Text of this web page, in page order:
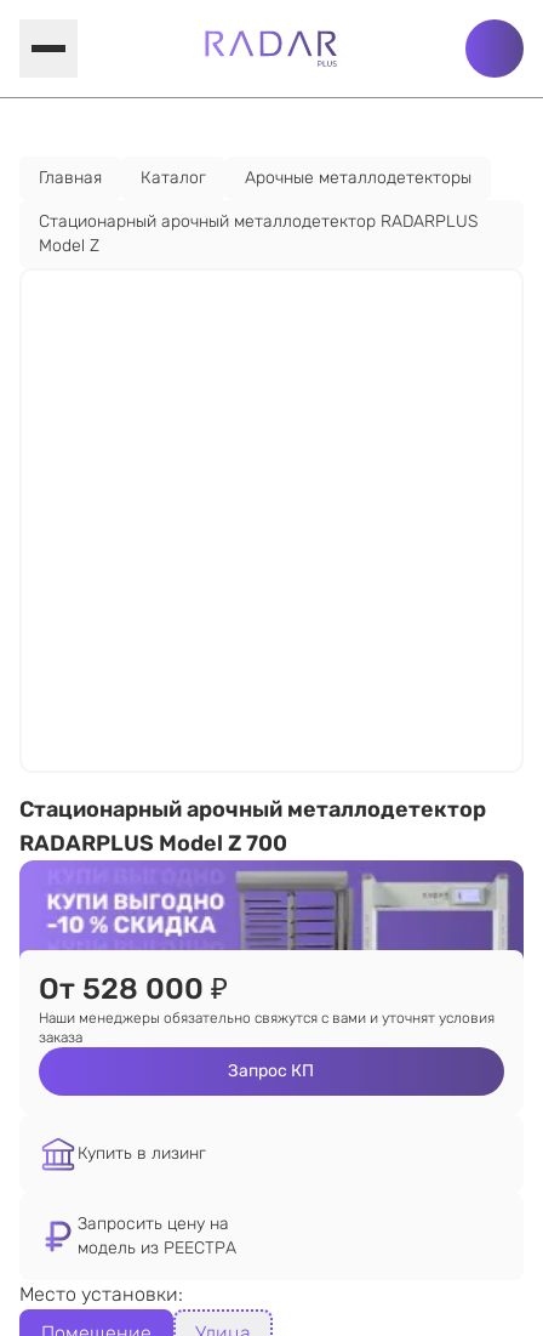
Главная Каталог Арочные металлодетекторы
Стационарный арочный металлодетектор RADARPLUS
Model Z
Стационарный арочный металлодетектор
RADARPLUS Model Z 700
От 528 000 ₽
Наши менеджеры обязательно свяжутся с вами и уточнят условия
заказа
Запрос КП
Купить в лизинг
Запросить цену на
модель из РЕЕСТРА
Место установки: